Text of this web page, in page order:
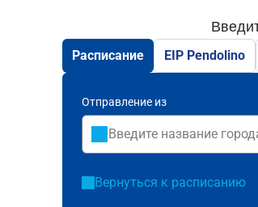
Расписание EIP Pendolino
Отправление из
Вернуться к расписанию